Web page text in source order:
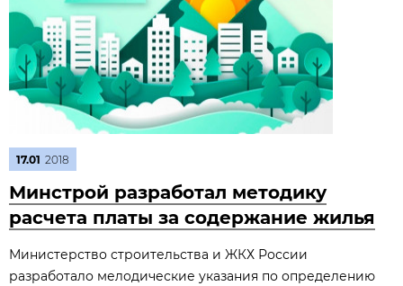
17.01 2018
Минстрой разработал методику
расчета платы за содержание жилья
Министерство строительства и ЖКХ России
разработало мелодические указания по определению